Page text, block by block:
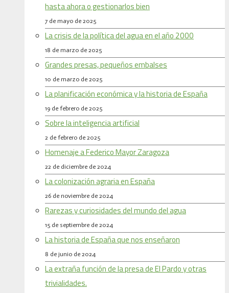
hasta ahora o gestionarlos bien
7 de mayo de 2025
La crisis de la política del agua en el año 2000
18 de marzo de 2025
Grandes presas, pequeños embalses
10 de marzo de 2025
La planificación económica y la historia de España
19 de febrero de 2025
Sobre la inteligencia artificial
2 de febrero de 2025
Homenaje a Federico Mayor Zaragoza
22 de diciembre de 2024
La colonización agraria en España
26 de noviembre de 2024
Rarezas y curiosidades del mundo del agua
15 de septiembre de 2024
La historia de España que nos enseñaron
8 de junio de 2024
La extraña función de la presa de El Pardo y otras
trivialidades.